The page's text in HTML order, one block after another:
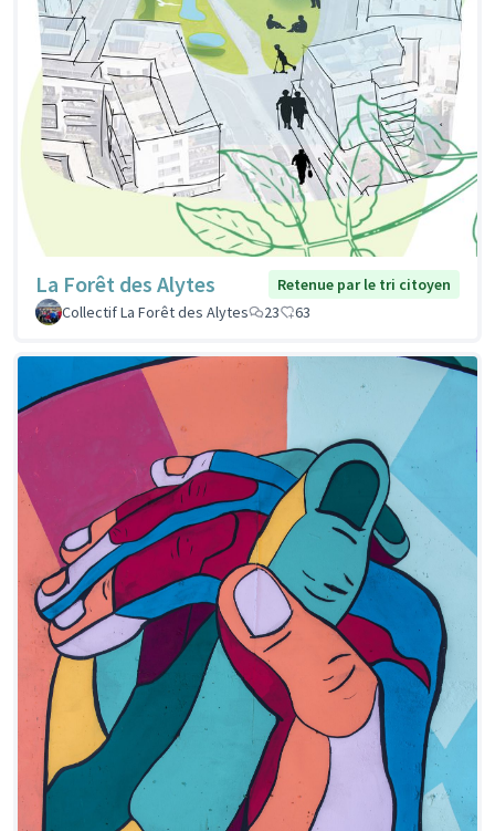
La Forêt des Alytes
Retenue par le tri citoyen
Collectif La Forêt des Alytes
23 63